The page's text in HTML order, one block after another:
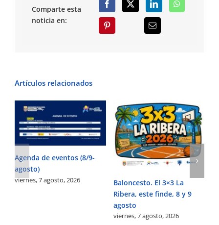
Comparte esta
noticia en:
Artículos relacionados
Agenda de eventos (8/9-
agosto)
viernes, 7 agosto, 2026
Baloncesto. El 3×3 La
Ribera, este finde, 8 y 9
agosto
viernes, 7 agosto, 2026